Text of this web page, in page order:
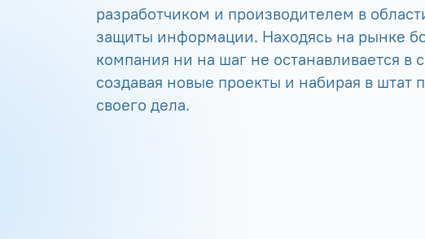
разработчиком и производителем в
защиты информации. Находясь на рынке
компания ни на шаг не останавливается в
создавая новые проекты и набирая в штат
своего дела.